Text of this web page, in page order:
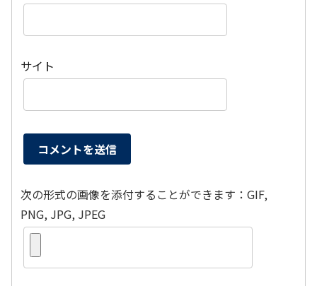
サイト
次の形式の画像を添付することができます：GIF,
PNG, JPG, JPEG